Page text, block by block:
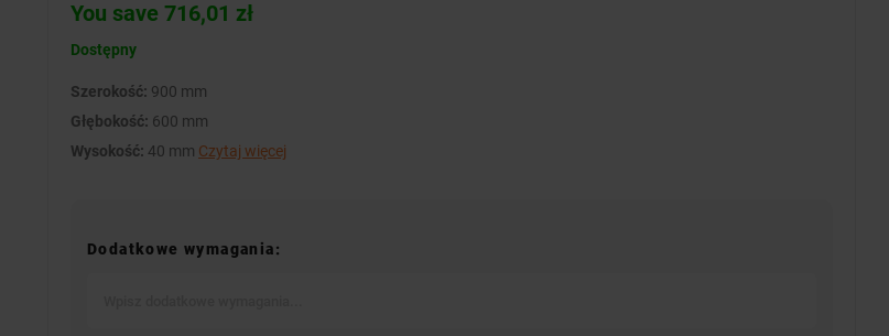
You save 716,01 zł
Dostępny
Szerokość: 900 mm
Głębokość: 600 mm
Wysokość: 40 mm Czytaj więcej
Dodatkowe wymagania: